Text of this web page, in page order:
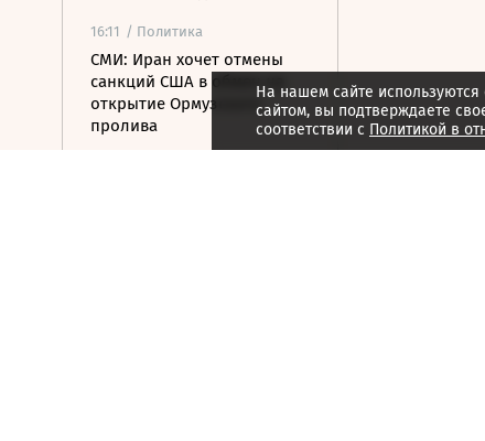
16:11 / Политика
СМИ: Иран хочет отмены
санкций США в обмен на
открытие Ормузского
пролива
На нашем сайте
сайтом, вы подтверждаете
соответствии с Политикой в